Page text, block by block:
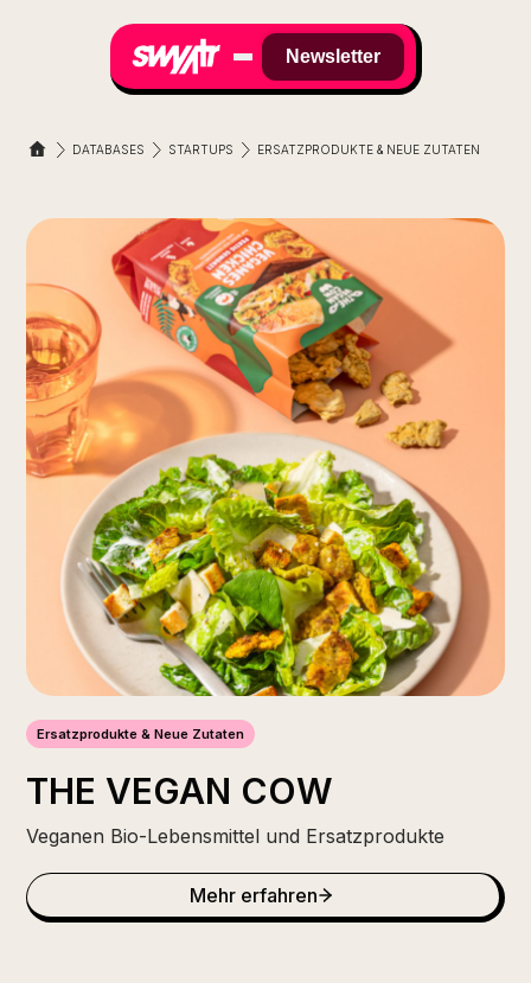
Newsletter
DATABASES STARTUPS ERSATZPRODUKTE & NEUE ZUTATEN
Ersatzprodukte & Neue Zutaten
THE VEGAN COW
Veganen Bio-Lebensmittel und Ersatzprodukte
Mehr erfahren